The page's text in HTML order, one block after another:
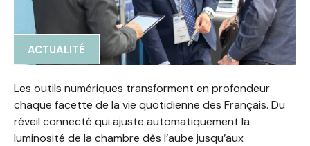
ACTUALITÉ
Les outils numériques transforment en profondeur
chaque facette de la vie quotidienne des Français. Du
réveil connecté qui ajuste automatiquement la
luminosité de la chambre dès l’aube jusqu’aux